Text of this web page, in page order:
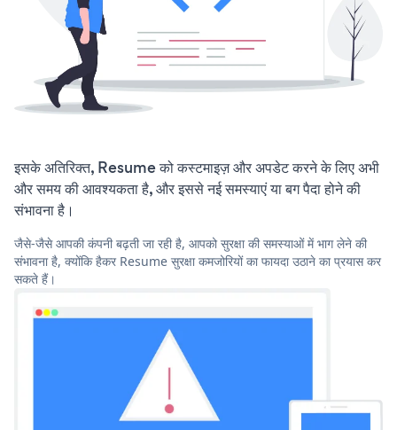
इसके अतिरिक्त, Resume को कस्टमाइज़ और अपडेट करने के लिए अभी
और समय की आवश्यकता है, और इससे नई समस्याएं या बग पैदा होने की
संभावना है।
जैसे-जैसे आपकी कंपनी बढ़ती जा रही है, आपको सुरक्षा की समस्याओं में भाग लेने की
संभावना है, क्योंकि हैकर Resume सुरक्षा कमजोरियों का फायदा उठाने का प्रयास कर
सकते हैं।